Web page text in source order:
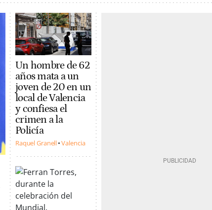
Un hombre de 62
años mata a un
joven de 20 en un
local de Valencia
y confiesa el
crimen a la
Policía
Raquel Granell Valencia